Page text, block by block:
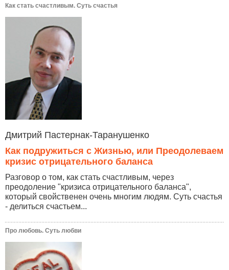
Как стать счастливым. Суть счастья
Дмитрий Пастернак-Таранушенко
Как подружиться с Жизнью, или Преодолеваем
кризис отрицательного баланса
Разговор о том, как стать счастливым, через
преодоление "кризиса отрицательного баланса",
который свойственен очень многим людям. Суть счастья
- делиться счастьем...
Про любовь. Суть любви